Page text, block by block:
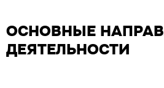
ОСНОВНЫЕ
ДЕЯТЕЛЬНОСТИ